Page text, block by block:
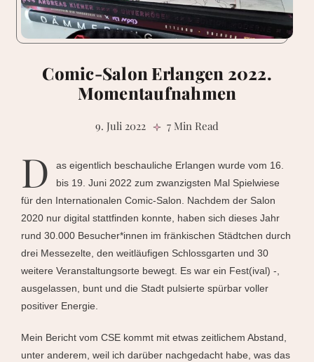
Comic-Salon Erlangen 2022.
Momentaufnahmen
9. Juli 2022 7 Min Read
D
as eigentlich beschauliche Erlangen wurde vom 16.
bis 19. Juni 2022 zum zwanzigsten Mal Spielwiese
für den Internationalen Comic-Salon. Nachdem der Salon
2020 nur digital stattfinden konnte, haben sich dieses Jahr
rund 30.000 Besucher*innen im fränkischen Städtchen durch
drei Messezelte, den weitläufigen Schlossgarten und 30
weitere Veranstaltungsorte bewegt. Es war ein Fest(ival) -,
ausgelassen, bunt und die Stadt pulsierte spürbar voller
positiver Energie.
Mein Bericht vom CSE kommt mit etwas zeitlichem Abstand,
unter anderem, weil ich darüber nachgedacht habe, was das